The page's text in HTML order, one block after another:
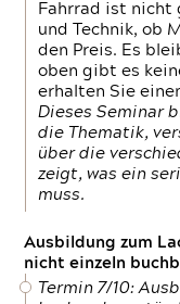
Fahrrad ist nicht
und Technik, ob
den Preis. Es
oben gibt es
erhalten Sie
Dieses Seminar
die Thematik,
über die
zeigt, was ein
muss.
Ausbildung zum
nicht einzeln
Termin 7/10: